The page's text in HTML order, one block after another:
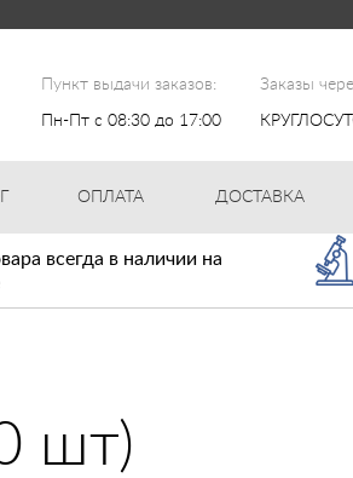
Пункт выдачи заказов:
Пн-Пт с 08:30 до 17:00
Заказы
ОПЛАТА ДОСТАВКА
всегда в наличии на
шт)